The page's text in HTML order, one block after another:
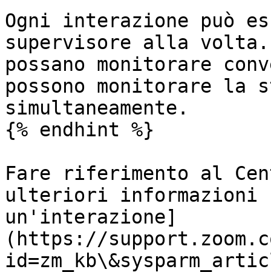
Ogni interazione può
supervisore alla volta.
possano monitorare
possono monitorare la
simultaneamente.
{% endhint %}
Fare riferimento al
ulteriori informazioni
un'interazione]
(https://